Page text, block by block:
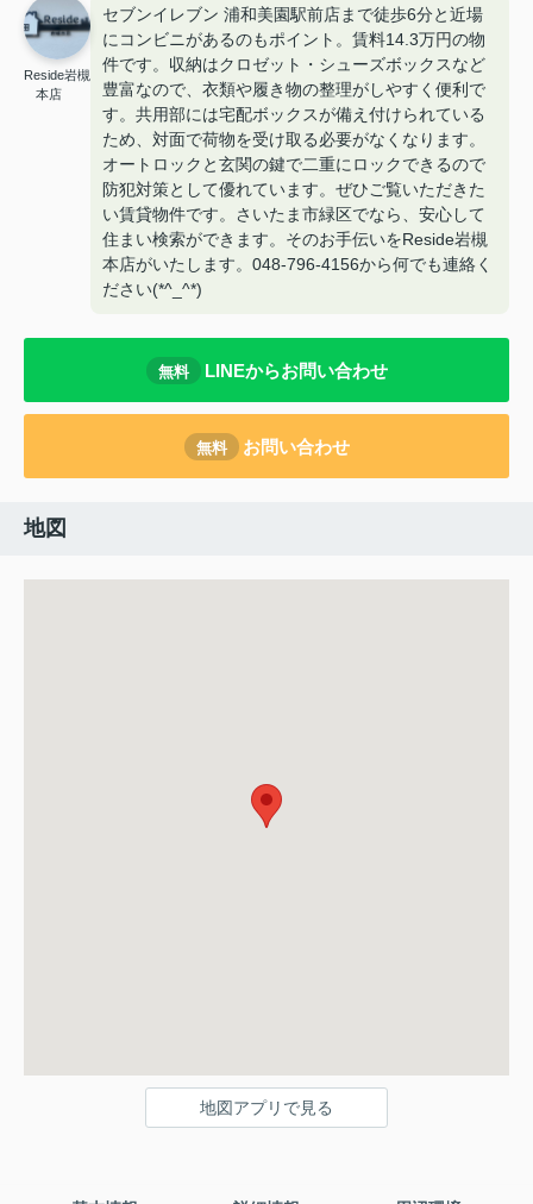
Reside岩槻
本店
セブンイレブン 浦和美園駅前店まで徒歩6分と近場
にコンビニがあるのもポイント。賃料14.3万円の物
件です。収納はクロゼット・シューズボックスなど
豊富なので、衣類や履き物の整理がしやすく便利で
す。共用部には宅配ボックスが備え付けられている
ため、対面で荷物を受け取る必要がなくなります。
オートロックと玄関の鍵で二重にロックできるので
防犯対策として優れています。ぜひご覧いただきた
い賃貸物件です。さいたま市緑区でなら、安心して
住まい検索ができます。そのお手伝いをReside岩槻
本店がいたします。048-796-4156から何でも連絡く
ださい(*^_^*)
無料 LINEからお問い合わせ
無料 お問い合わせ
地図
地図アプリで見る